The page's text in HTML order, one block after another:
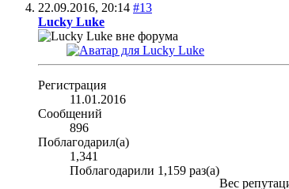
22.09.2016, 20:14 #13
Lucky Luke
Регистрация
11.01.2016
Сообщений
896
Поблагодарил(а)
1,341
Поблагодарили 1,159 раз(а)
Вес